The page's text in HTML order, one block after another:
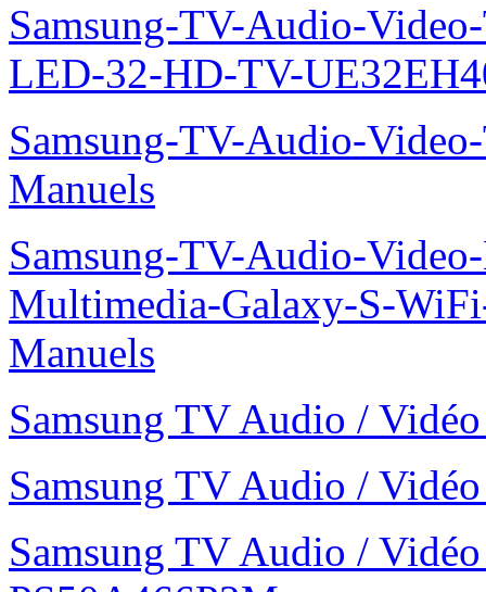
Samsung-TV-Audio-
LED-32-HD-TV-
Samsung-TV-Audio-
Manuels
Samsung-TV-Audio-
Multimedia-Galaxy-S-
Manuels
Samsung TV Audio /
Samsung TV Audio /
Samsung TV Audio /